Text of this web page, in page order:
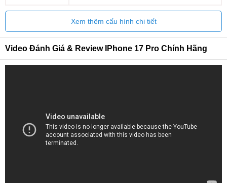
Xem thêm cấu hình chi tiết
Video Đánh Giá & Review IPhone 17 Pro Chính Hãng